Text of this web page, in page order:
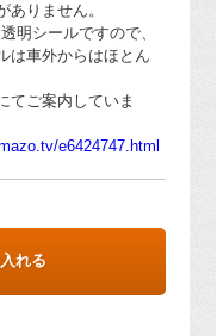
ありません。
明シールですので、
は車外からはほとん
てご案内していま
e6424747.html
れる